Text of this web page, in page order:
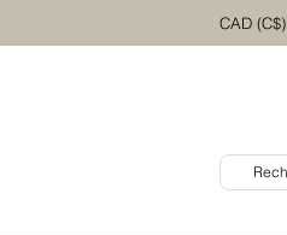
CAD (C$)